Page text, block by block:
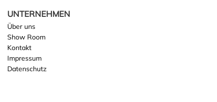
UNTERNEHMEN
Über uns
Show Room
Kontakt
Impressum
Datenschutz